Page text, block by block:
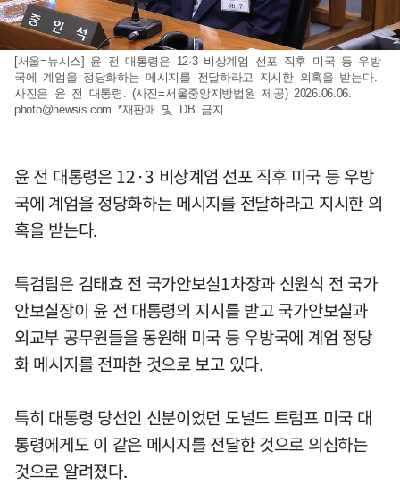
[서울=뉴시스] 윤 전 대통령은 12·3 비상계엄 선포 직후 미국 등 우방
국에 계엄을 정당화하는 메시지를 전달하라고 지시한 의혹을 받는다.
사진은 윤 전 대통령. (사진=서울중앙지방법원 제공) 2026.06.06.
photo@newsis.com *재판매 및 DB 금지
윤 전 대통령은 12·3 비상계엄 선포 직후 미국 등 우방
국에 계엄을 정당화하는 메시지를 전달하라고 지시한 의
혹을 받는다.
특검팀은 김태효 전 국가안보실1차장과 신원식 전 국가
안보실장이 윤 전 대통령의 지시를 받고 국가안보실과
외교부 공무원들을 동원해 미국 등 우방국에 계엄 정당
화 메시지를 전파한 것으로 보고 있다.
특히 대통령 당선인 신분이었던 도널드 트럼프 미국 대
통령에게도 이 같은 메시지를 전달한 것으로 의심하는
것으로 알려졌다.